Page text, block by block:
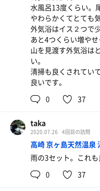
水風呂13度くらい。
やわらかくてとても
外気浴はイス２つで
あと4つくらい増やせ
山を見渡す外気浴は
い。
清掃も良くされてい
良いです。
0
37
taka
2020.07.26 4回目の訪問
高崎 京ヶ島天然温泉
雨の3セット。これも
0
37